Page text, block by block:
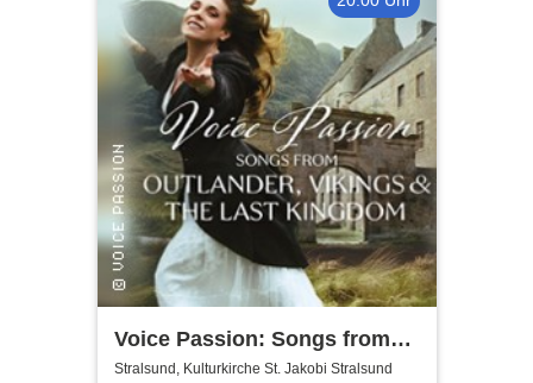
Voice Passion: Songs from
Outlander, Vikings & The Last
Stralsund, Kulturkirche St. Jakobi Stralsund